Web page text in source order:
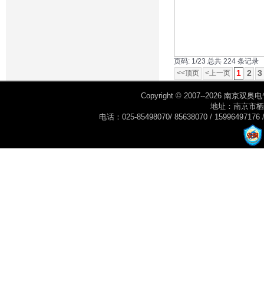
页码: 1/23 总共 224 条记录
<<顶页
<上一页 1 2 3
Copyright © 2007--2026 南京双奥
地址：南京市
电话：025-85498070/ 85638070 /